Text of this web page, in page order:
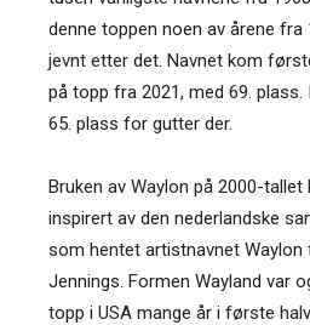
denne toppen noen av årene
jevnt etter det. Navnet kom
på topp fra 2021, med 69. plass.
65. plass for gutter der.
Bruken av Waylon på 2000-
inspirert av den nederlandske
som hentet artistnavnet Waylon
Jennings. Formen Wayland var
topp i USA mange år i første